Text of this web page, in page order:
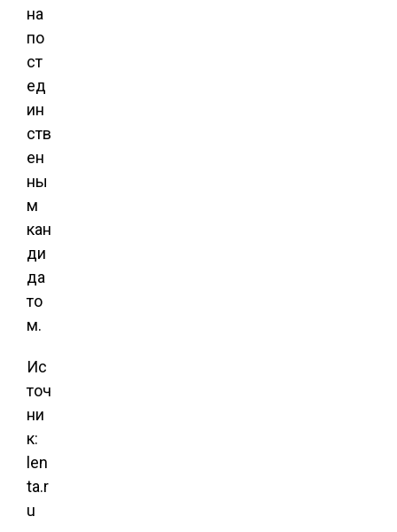
на
по
ст
ед
ин
ств
ен
ны
м
кан
ди
да
то
м.
Ис
точ
ни
к:
len
ta.r
u